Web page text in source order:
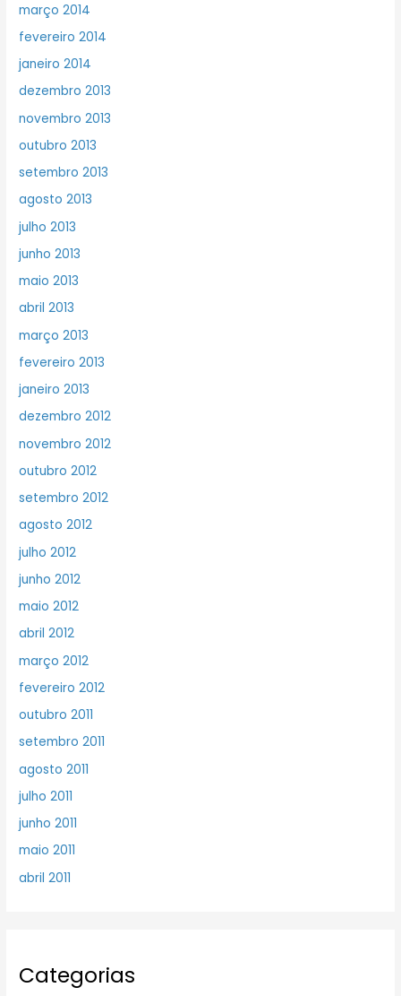
março 2014
fevereiro 2014
janeiro 2014
dezembro 2013
novembro 2013
outubro 2013
setembro 2013
agosto 2013
julho 2013
junho 2013
maio 2013
abril 2013
março 2013
fevereiro 2013
janeiro 2013
dezembro 2012
novembro 2012
outubro 2012
setembro 2012
agosto 2012
julho 2012
junho 2012
maio 2012
abril 2012
março 2012
fevereiro 2012
outubro 2011
setembro 2011
agosto 2011
julho 2011
junho 2011
maio 2011
abril 2011
Categorias